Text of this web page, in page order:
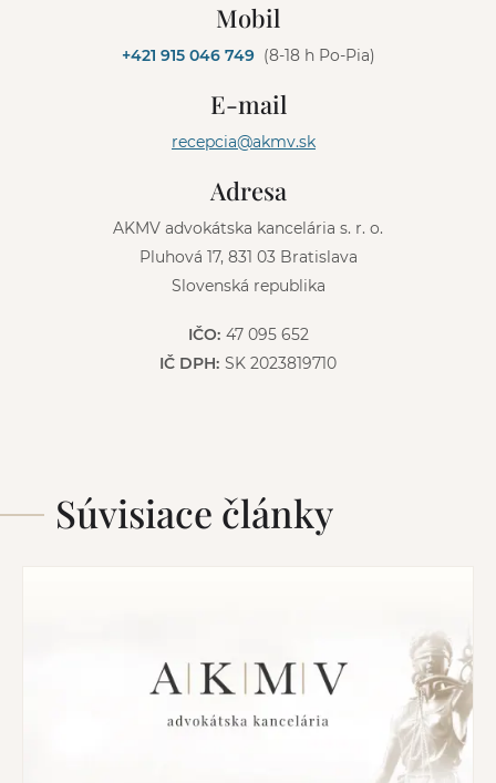
Mobil
+421 915 046 749 (8-18 h Po-Pia)
E-mail
recepcia@akmv.sk
Adresa
AKMV advokátska kancelária s. r. o.
Pluhová 17, 831 03 Bratislava
Slovenská republika
IČO: 47 095 652
IČ DPH: SK 2023819710
Súvisiace články